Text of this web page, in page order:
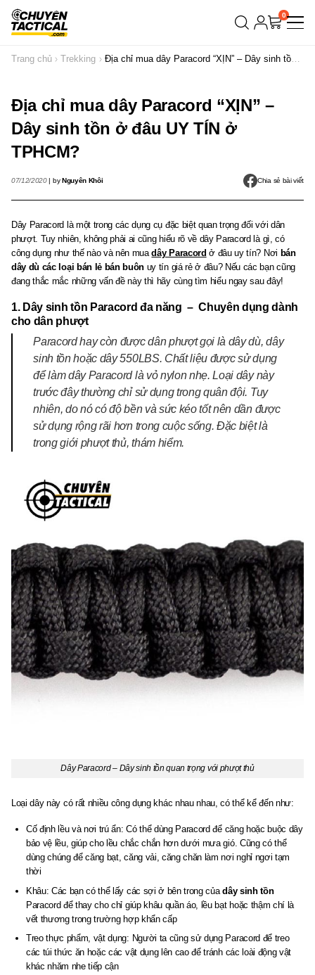
qua
dung
0
Trang chủ Trekking
Địa chỉ mua dây Paracord “XỊN” – Dây sinh tồn
Địa chỉ mua dây Paracord “XỊN” –
Dây sinh tồn ở đâu UY TÍN ở
TPHCM?
07/12/2020| byNguyên Khôi Chia sẻ bài viết
Dây Paracord là một trong các dụng cụ đặc biệt quan trọng đối với dân
phượt. Tuy nhiên, không phải ai cũng hiểu rõ về dây Paracord là gì, có
công dụng như thế nào và nên muadây Paracord ở đâu uy tín? Nơi bán
dây dù các loại bán lẻ bán buôn uy tín giá rẻ ở đâu? Nếu các bạn cũng
đang thắc mắc những vấn đề này thì hãy cùng tìm hiểu ngay sau đây!
1. Dây sinh tồn Paracord đa năng – Chuyên dụng dành
cho dân phượt
Paracord hay còn được dân phượt gọi là dây dù, dây
sinh tồn hoặc dây 550LBS. Chất liệu được sử dụng
để làm dây Paracord là vỏ nylon nhẹ. Loại dây này
trước đây thường chỉ sử dụng trong quân đội. Tuy
nhiên, do nó có độ bền và sức kéo tốt nên dần được
sử dụng rộng rãi hơn trong cuộc sống. Đặc biệt là
trong giới phượt thủ, thám hiểm.
Dây Paracord – Dây sinh tồn quan trọng với phượt thủ
Loại dây này có rất nhiều công dụng khác nhau nhau, có thể kể đến như:
Cố định lều và nơi trú ẩn: Có thể dùng Paracord để căng hoặc buộc dây
bảo vệ lều, giúp cho lều chắc chắn hơn dưới mưa gió. Cũng có thể
dùng chúng để căng bạt, căng vải, căng chăn làm nơi nghỉ ngơi tạm
thời
Khâu: Các bạn có thể lấy các sợi ở bên trong củadây sinh tồn
Paracord để thay cho chỉ giúp khâu quần áo, lều bạt hoặc thậm chí là
vết thương trong trường hợp khẩn cấp
Treo thực phẩm, vật dụng: Người ta cũng sử dụng Paracord để treo
các túi thức ăn hoặc các vật dụng lên cao để tránh các loài động vật
khác nhăm nhe tiếp cận